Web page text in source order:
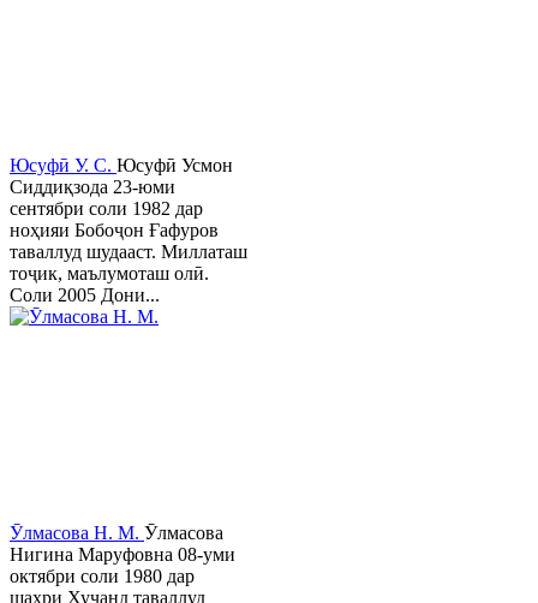
Юсуфӣ У. C. Юсуфӣ Усмон
Сиддиқзода 23-юми
сентябри соли 1982 дар
ноҳияи Бобоҷон Ғафуров
таваллуд шудааст. Миллаташ
тоҷик, маълумоташ олӣ.
Соли 2005 Дони...
Ӯлмасова Н. М. Ӯлмасова
Нигина Маруфовна 08-уми
октябри соли 1980 дар
шаҳри Хуҷанд таваллуд